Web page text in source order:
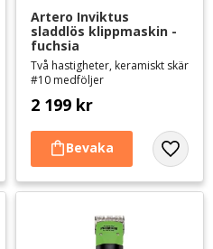
till i favoriter
Artero Inviktus
sladdlös klippmaskin -
fuchsia
Två hastigheter, keramiskt skär
#10 medföljer
2 199 kr
Lägg